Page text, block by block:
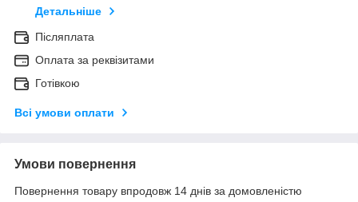
Детальніше
Післяплата
Оплата за реквізитами
Готівкою
Всі умови оплати
Умови повернення
Повернення товару впродовж 14 днів за домовленістю